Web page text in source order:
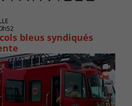
bleus syndiqués